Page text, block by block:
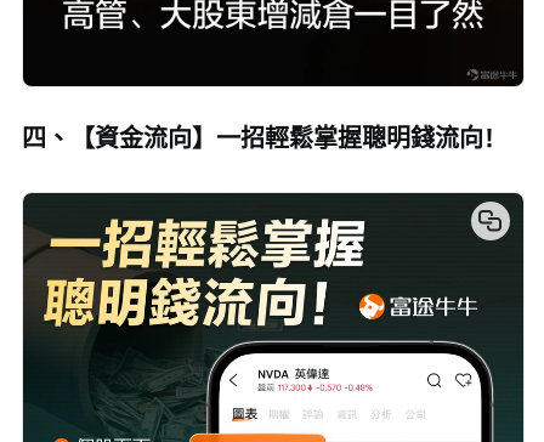
四、【資金流向】一招輕鬆掌握聰明錢流向！